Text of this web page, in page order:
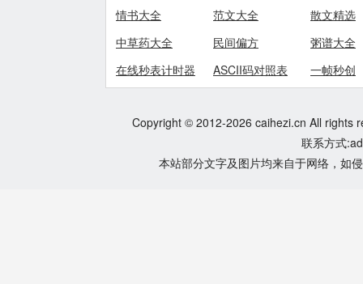
情书大全
范文大全
散文精选
中草药大全
民间偏方
粥谱大全
在线秒表计时器
ASCII码对照表 一帧秒创
Copyright © 2012-2026 caihezi.cn All rights
联系方式
本站部分文字及图片均来自于网络，如